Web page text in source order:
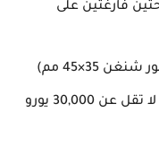
فارغتين على
35×45 مم)
بقيمة تغطية لا تقل عن 30,000 يورو